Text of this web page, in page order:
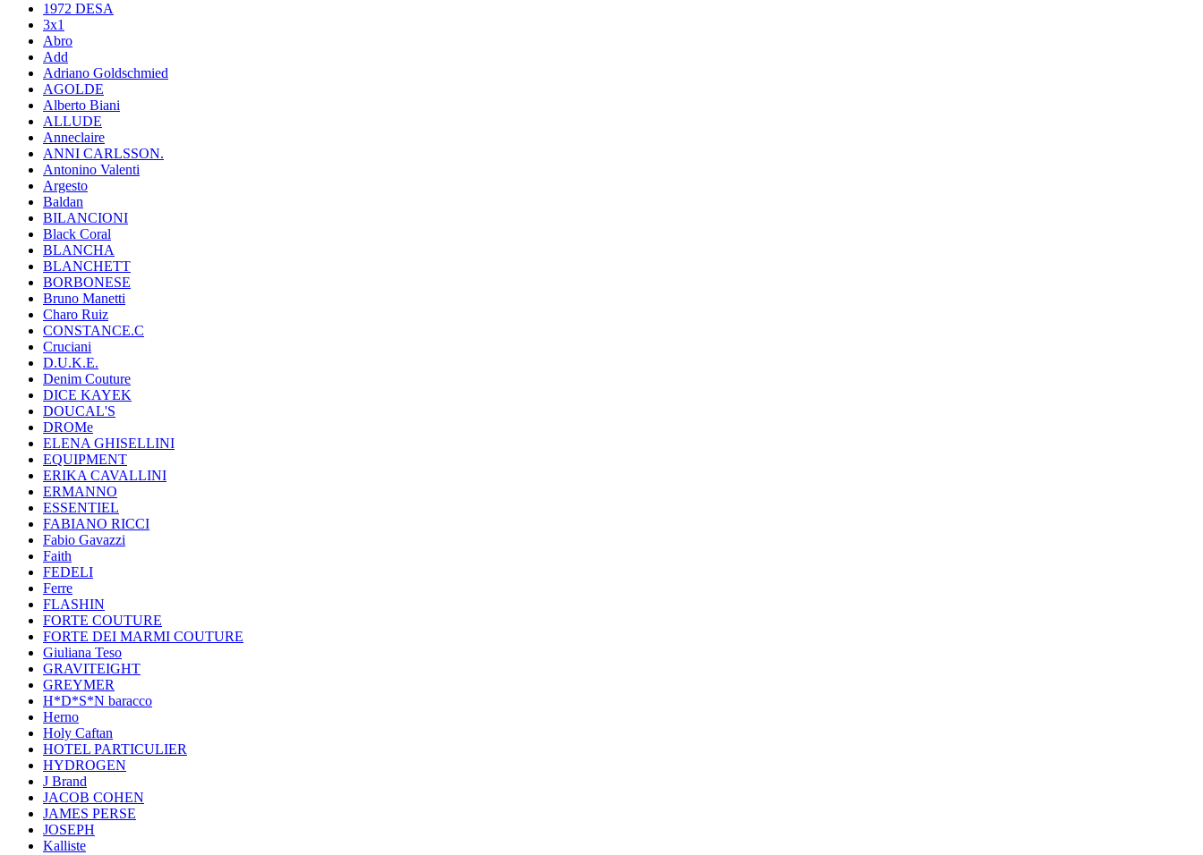
1972 DESA
3x1
Abro
Add
Adriano Goldschmied
AGOLDE
Alberto Biani
ALLUDE
Anneclaire
ANNI CARLSSON.
Antonino Valenti
Argesto
Baldan
BILANCIONI
Black Coral
BLANCHA
BLANCHETT
BORBONESE
Bruno Manetti
Charo Ruiz
CONSTANCE.C
Cruciani
D.U.K.E.
Denim Couture
DICE KAYEK
DOUCAL'S
DROMe
ELENA GHISELLINI
EQUIPMENT
ERIKA CAVALLINI
ERMANNO
ESSENTIEL
FABIANO RICCI
Fabio Gavazzi
Faith
FEDELI
Ferre
FLASHIN
FORTE COUTURE
FORTE DEI MARMI COUTURE
Giuliana Teso
GRAVITEIGHT
GREYMER
H*D*S*N baracco
Herno
Holy Caftan
HOTEL PARTICULIER
HYDROGEN
J Brand
JACOB COHEN
JAMES PERSE
JOSEPH
Kalliste